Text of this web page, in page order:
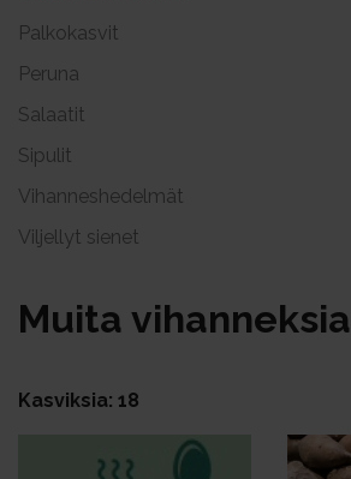
Palkokasvit
Peruna
Salaatit
Sipulit
Vihanneshedelmät
Viljellyt sienet
Mui­ta vi­han­nek­sia
Kasviksia: 18